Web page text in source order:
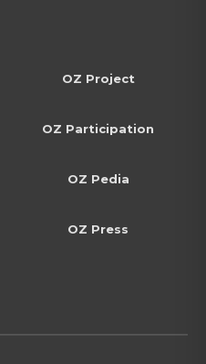
OZ Project
OZ Participation
OZ Pedia
OZ Press